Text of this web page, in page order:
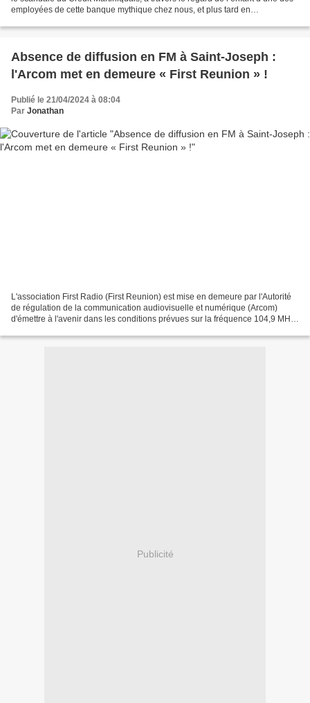
employées de cette banque mythique chez nous, et plus tard en
Absence de diffusion en FM à Saint-Joseph :
l'Arcom met en demeure « First Reunion » !
Publié le 21/04/2024 à 08:04
Par Jonathan
L'association First Radio (First Reunion) est mise en demeure par l'Autorité
de régulation de la communication audiovisuelle et numérique (Arcom)
d'émettre à l'avenir dans les conditions prévues sur la fréquence 104,9 MHz
Publicité